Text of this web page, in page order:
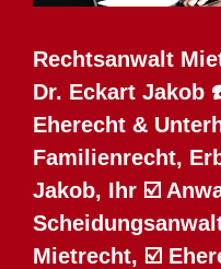
Rechtsanwalt
Dr. Eckart Jakob
Eherecht &
Familienrecht,
Jakob, Ihr ☑️
Mietrecht, ☑️